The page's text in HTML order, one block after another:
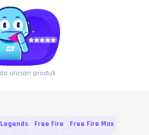
ulasan produk
Free Fire
Free Fire Max